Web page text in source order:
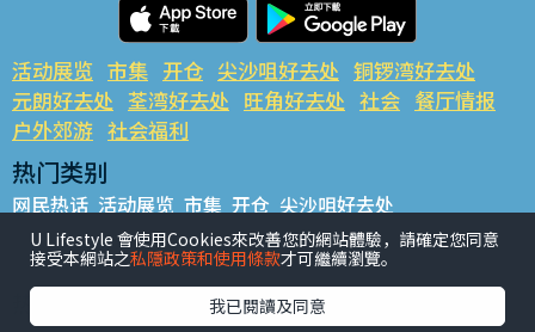
活动展览 市集 开仓 尖沙咀好去处 铜锣湾好去处
元朗好去处 荃湾好去处 旺角好去处 社会 餐厅情报
户外郊游 社会福利
热门类别
网民热话 活动展览 市集 开仓 尖沙咀好去处
铜锣湾好去处 元朗好去处 荃湾好去处 旺角好去处 社会
餐厅情报 户外郊游
热门标签
U Lifestyle 會使用Cookies來改善您的網站體驗，請確定您同意
接受本網站之私隱政策和使用條款才可繼續瀏覽。
我已閱讀及同意